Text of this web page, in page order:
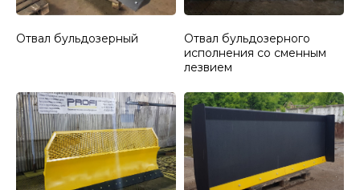
Отвал бульдозерный
Отвал бульдозерного
исполнения со сменным
лезвием